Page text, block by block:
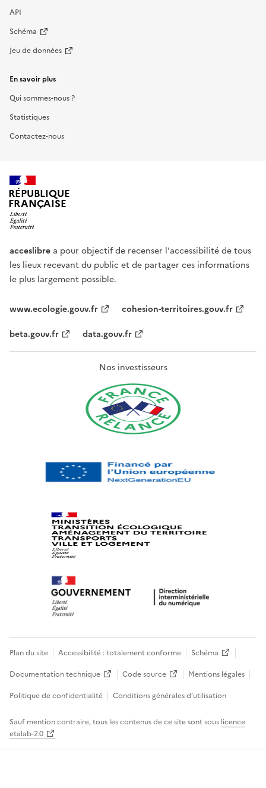
API
Schéma
Jeu de données
En savoir plus
Qui sommes-nous ?
Statistiques
Contactez-nous
RÉPUBLIQUE
FRANÇAISE
acceslibre a pour objectif de recenser l'accessibilité de tous
les lieux recevant du public et de partager ces informations
le plus largement possible.
www.ecologie.gouv.fr
cohesion-territoires.gouv.fr
beta.gouv.fr
data.gouv.fr
Nos investisseurs
Plan du site Accessibilité : totalement conforme
Schéma
Documentation technique
Code source
Mentions légales
Politique de confidentialité
Conditions générales d’utilisation
Sauf mention contraire, tous les contenus de ce site sont sous licence
etalab-2.0